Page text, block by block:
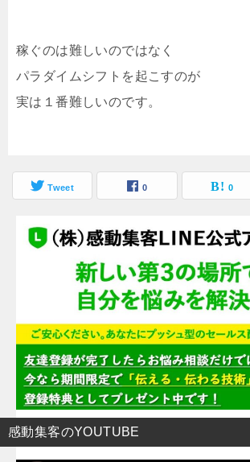
稼ぐのは難しいのではなく
パラダイムシフトを起こすのが
実は１番難しいのです。
Tweet 0 0
感動集客のYOUTUBE